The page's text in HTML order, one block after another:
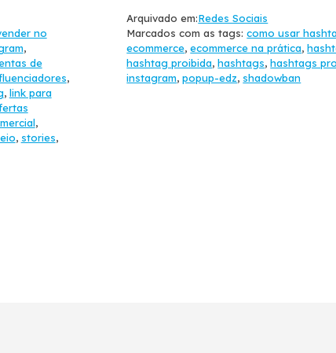
no
,
de
,
, link para
,
, stories,
Arquivado em:Redes Sociais
Marcados com as tags:como usar
ecommerce,ecommerce na prática,
hashtag proibida,hashtags,hashtags
instagram,popup-edz, shadowban